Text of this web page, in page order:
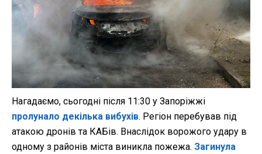
Нагадаємо, сьогодні після 11:30 у Запоріжжі
пролунало декілька вибухів. Регіон перебував під
атакою дронів та КАБів. Внаслідок ворожого удару в
одному з районів міста виникла пожежа. Загинула